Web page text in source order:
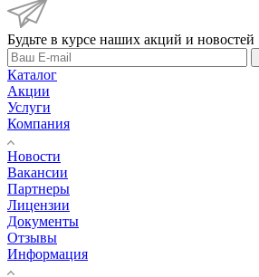
Будьте в курсе наших акций и новостей
Каталог
Акции
Услуги
Компания
Новости
Вакансии
Партнеры
Лицензии
Документы
Отзывы
Информация